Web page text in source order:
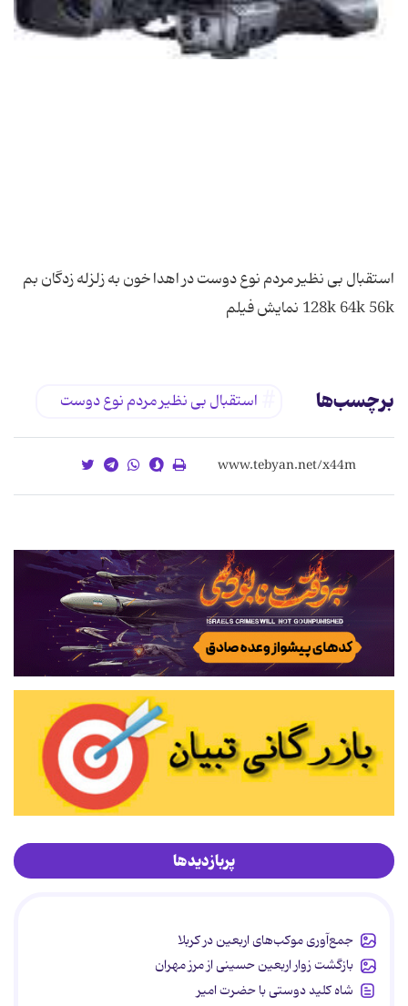
استقبال بی نظیر مردم نوع دوست در اهدا خون به زلزله زدگان بم
128k 64k 56k نمایش فیلم
برچسب‌ها استقبال بی نظیر مردم نوع دوست
پربازدیدها
جمع‌آوری موکب‌های اربعین در کربلا
بازگشت زوار اربعین حسینی از مرز مهران
شاه کلید دوستی با حضرت امیر